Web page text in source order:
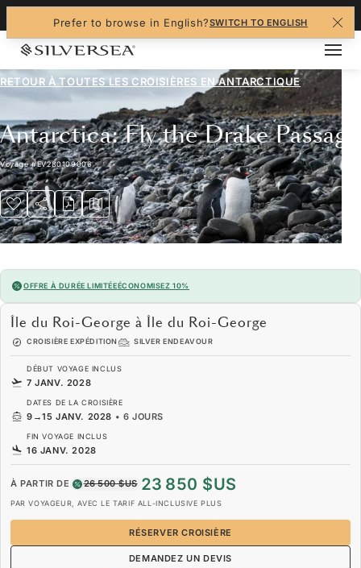
Prefer to browse in English?SWITCH TO ENGLISH
RETOUR À TOUTES LESCROISIÈRES EN ANTARCTIQUE
Antarctica: Fly the Drake Passage
Voyage#EV280109006
OFFRE À DURÉE LIMITÉEÉCONOMISEZ 10%
Île du Roi-George à Île du Roi-George
CROISIÈRE EXPÉDITION SILVER ENDEAVOUR
DÉBUT VOYAGE INCLUS
7 JANV. 2028
DATES DE LA CROISIÈRE
9 →15 JANV. 2028 • 6 JOURS
FIN VOYAGE INCLUS
16 JANV. 2028
À PARTIR DE 26 500 $US 23 850 $US
PAR VOYAGEUR, AVEC LE TARIF ALL-INCLUSIVE PLUS
RÉSERVER CROISIÈRE
DEMANDEZ UN DEVIS